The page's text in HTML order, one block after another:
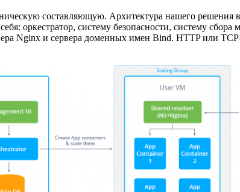
составляющую. Архитектура нашего
оркестратор, систему безопасности, систему
Nginx и сервера доменных имен Bind. HTTP или